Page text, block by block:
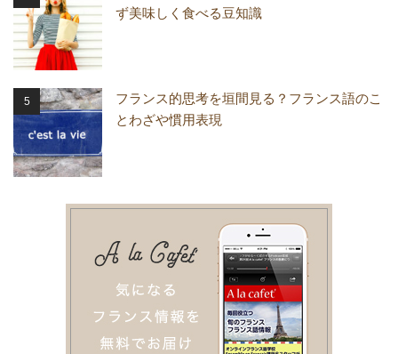
ず美味しく食べる豆知識
フランス的思考を垣間見る？フランス語のこ
とわざや慣用表現